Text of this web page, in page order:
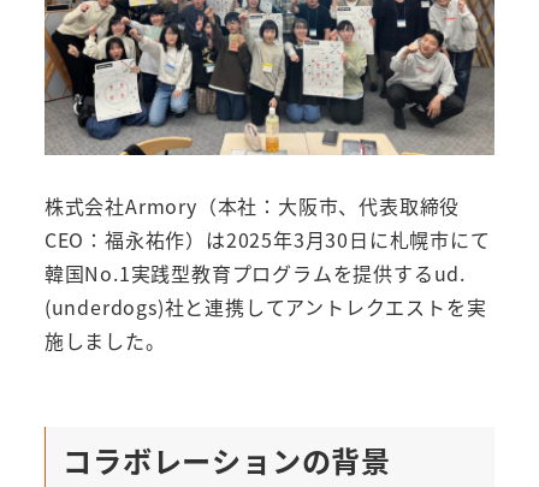
株式会社Armory（本社：大阪市、代表取締役
CEO：福永祐作）は2025年3月30日に札幌市にて
韓国No.1実践型教育プログラムを提供するud.
(underdogs)社と連携してアントレクエストを実
施しました。
コラボレーションの背景